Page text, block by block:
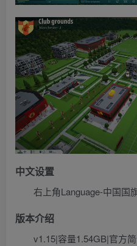
中文设置
右上角Language-中国国
版本介绍
v1.15|容量1.54GB|官方